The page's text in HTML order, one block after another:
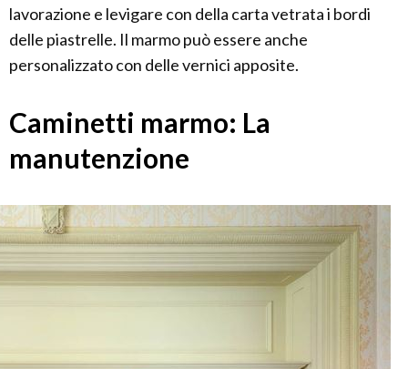
lavorazione e levigare con della carta vetrata i bordi
delle piastrelle. Il marmo può essere anche
personalizzato con delle vernici apposite.
Caminetti marmo: La
manutenzione